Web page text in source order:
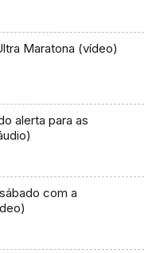
Maratona (vídeo)
alerta para as
com a